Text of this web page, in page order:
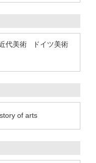
代美術
ドイツ美術
of arts